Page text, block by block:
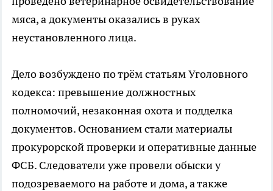
мяса, а документы оказались в руках
неустановленного лица.
Дело возбуждено по трём статьям Уголовного
кодекса: превышение должностных
полномочий, незаконная охота и подделка
документов. Основанием стали материалы
прокурорской проверки и оперативные данные
ФСБ. Следователи уже провели обыски у
подозреваемого на работе и дома, а также